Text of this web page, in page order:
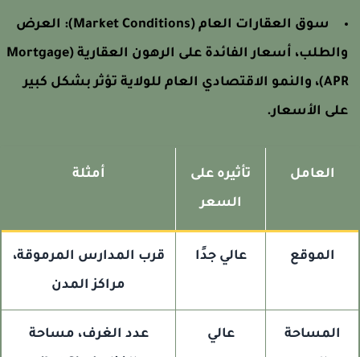
سوق العقارات العام (Market Conditions):
العرض
والطلب، أسعار الفائدة على الرهون العقارية (Mortgage
APR)، والنمو الاقتصادي العام للولاية تؤثر بشكل كبير
الأسعار.
العامل
تأثيره على
السعر
أمثلة
الموقع عالي جدًا
قرب المدارس المرموقة،
مراكز المدن
المساحة
عالي
عدد الغرف، مساحة